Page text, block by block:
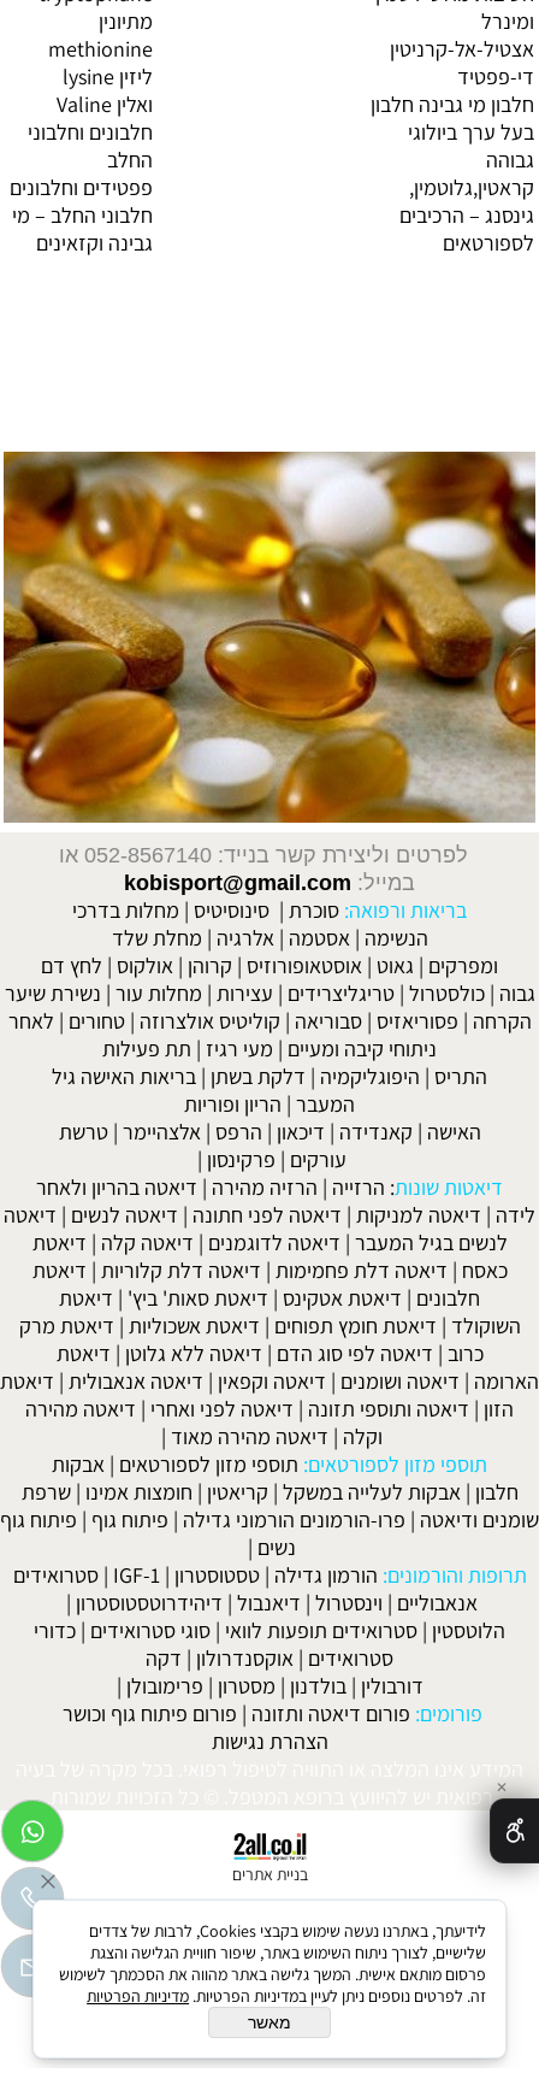
ומינרל
אצטיל-אל-קרניטין
די-פפטיד
חלבון מי גבינה חלבון
בעל ערך ביולוגי
גבוהה
קראטין,גלוטמין,
גינסנג – הרכיבים
לספורטאים
מתיונין
methionine
ליזין lysine
ואלין Valine
חלבונים וחלבוני
החלב
פפטידים וחלבונים
חלבוני החלב – מי
גבינה וקזאינים
לפרטים וליצירת קשר בנייד: 052-8567140
או
במייל: kobisport@gmail.com
בריאות ורפואה: סוכרת | סינוסיטיס | מחלות בדרכי
הנשימה | אסטמה | אלרגיה | מחלת שלד
ומפרקים | גאוט | אוסטאופורוזיס | קרוהן | אולקוס | לחץ דם
גבוה |כולסטרול |טריגליצרידים | עצירות | מחלות עור | נשירת שיער
הקרחה | פסוריאזיס |סבוריאה | קוליטיס אולצרוזה |טחורים | לאחר
ניתוחי קיבה ומעיים | מעי רגיז | תת פעילות
התריס | היפוגליקמיה | דלקת בשתן | בריאות האישה גיל
המעבר | הריון ופוריות
האישה | קאנדידה | דיכאון | הרפס | אלצהיימר |טרשת
עורקים | פרקינסון |
דיאטות שונות: הרזייה | הרזיה מהירה | דיאטה בהריון ולאחר
לידה | דיאטה למניקות | דיאטה לפני חתונה | דיאטה לנשים | דיאטה
לנשים בגיל המעבר | דיאטה לדוגמנים | דיאטה קלה | דיאטת
כאסח | דיאטה דלת פחמימות | דיאטה דלת קלוריות | דיאטת
חלבונים | דיאטת אטקינס | דיאטת סאות' ביץ' | דיאטת
השוקולד | דיאטת חומץ תפוחים | דיאטת אשכוליות | דיאטת מרק
כרוב | דיאטה לפי סוג הדם | דיאטה ללא גלוטן | דיאטת
הארומה | דיאטה ושומנים | דיאטה וקפאין | דיאטה אנאבולית | דיאטת
הזון | דיאטה ותוספי תזונה | דיאטה לפני ואחרי | דיאטה מהירה
וקלה | דיאטה מהירה מאוד |
תוספי מזון לספורטאים: תוספי מזון לספורטאים | אבקות
חלבון | אבקות לעלייה במשקל | קריאטין | חומצות אמינו |שרפת
שומנים ודיאטה | פרו-הורמונים הורמוני גדילה | פיתוח גוף | פיתוח גוף
נשים |
תרופות והורמונים: הורמון גדילה |טסטוסטרון |
IGF-1
|סטרואידים
אנאבוליים | וינסטרול | דיאנבול | דיהידרוטסטוסטרון |
הלוטסטין | סטרואידים תופעות לוואי | סוגי סטרואידים | כדורי
סטרואידים | אוקסנדרולון | דקה
דורבולין | בולדנון | מסטרון | פרימובולן |
פורומים: פורום דיאטה ותזונה | פורום פיתוח גוף וכושר
הצהרת נגישות
המידע אינו המלצה או התוויה לטיפול רפואי. בכל מקרה של בעיה
רפואית יש להיוועץ ברופא המטפל. © כל הזכויות שמורות.
בניית אתרים
✕
לידיעתך, באתרנו נעשה שימוש בקבצי Cookies, לרבות של צדדים
שלישיים, לצורך ניתוח השימוש באתר, שיפור חוויית הגלישה והצגת
פרסום מותאם אישית. המשך גלישה באתר מהווה את הסכמתך לשימוש
זה. לפרטים נוספים ניתן לעיין במדיניות הפרטיות. מדיניות הפרטיות
מאשר